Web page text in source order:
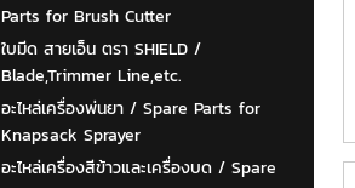
Parts for Brush Cutter
ใบมีด สายเอ็น ตรา SHIELD /
Blade,Trimmer Line,etc.
อะไหล่เครื่องพ่นยา / Spare Parts for
Knapsack Sprayer
อะไหล่เครื่องสีข้าวและเครื่องบด / Spare